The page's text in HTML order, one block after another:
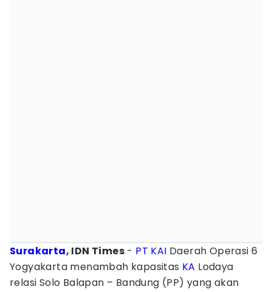
Surakarta, IDN Times - PT KAI Daerah Operasi 6
Yogyakarta menambah kapasitas KA Lodaya
relasi Solo Balapan – Bandung (PP) yang akan